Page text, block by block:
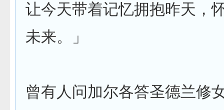
让今天带着记忆拥抱昨天，
未来。」
曾有人问加尔各答圣德兰修